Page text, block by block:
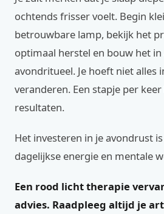
ochtends frisser voelt. Begin
betrouwbare lamp, bekijk het
optimaal herstel en bouw het
avondritueel. Je hoeft niet alles
veranderen. Een stapje per
resultaten.
Het investeren in je avondrust
dagelijkse energie en mentale
Een rood licht therapie
advies. Raadpleeg altijd je